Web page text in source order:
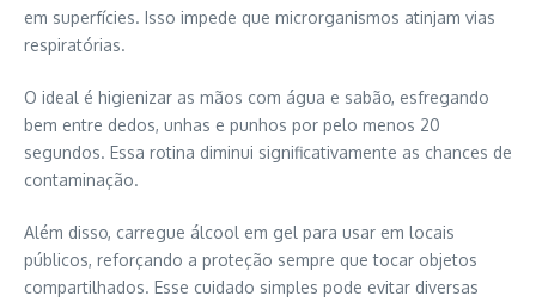
em superfícies. Isso impede que microrganismos atinjam vias
respiratórias.
O ideal é higienizar as mãos com água e sabão, esfregando
bem entre dedos, unhas e punhos por pelo menos 20
segundos. Essa rotina diminui significativamente as chances de
contaminação.
Além disso, carregue álcool em gel para usar em locais
públicos, reforçando a proteção sempre que tocar objetos
compartilhados. Esse cuidado simples pode evitar diversas